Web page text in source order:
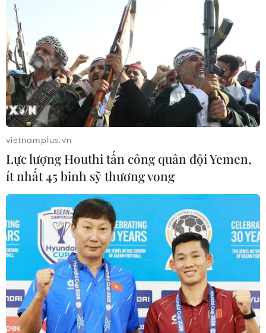
vietnamplus.vn
Lực lượng Houthi tấn công quân đội Yemen,
ít nhất 45 binh sỹ thương vong